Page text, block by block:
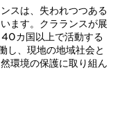
スは、失われつつある
ます。クラランスが展
カ国以上で活動する
し、現地の地域社会と
環境の保護に取り組ん